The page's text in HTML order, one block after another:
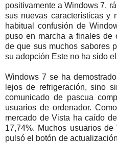
positivamente a Windows 7,
sus nuevas características y
habitual confusión de
puso en marcha a finales de
de que sus muchos sabores
su adopción Este no ha sido
Windows 7 se ha
lejos de refrigeración, sino
comunicado de pascua
usuarios de ordenador.
mercado de Vista ha caído
17,74%. Muchos usuarios
pulsó el botón de